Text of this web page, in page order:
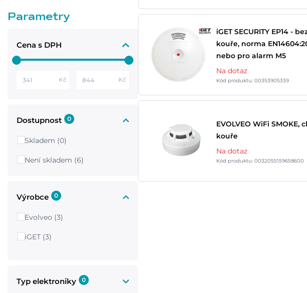
Parametry
Cena s DPH
Kč Kč
Dostupnost 0
Skladem (0)
Není skladem (6)
Výrobce 0
Evolveo (3)
iGET (3)
Typ elektroniky 0
iGET SECURITY EP14 -
kouře, norma
nebo pro alarm M5
Na dotaz
Kód produktu: 00353905339
EVOLVEO WiFi
kouře
Na dotaz
Kód produktu: 0032055159658600